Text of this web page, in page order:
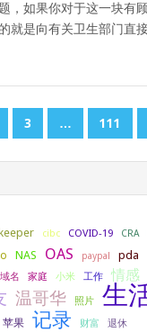
，如果你对于这一块有
就是向有关卫生部门直接
3 … 111
cibc COVID-19 CRA
NAS OAS paypal pda
域名 家庭 小米 工作 情感
温哥华 照片 生
苹果 记录 财富 退休